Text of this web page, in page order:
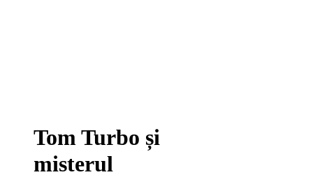
Tom Turbo și
misterul